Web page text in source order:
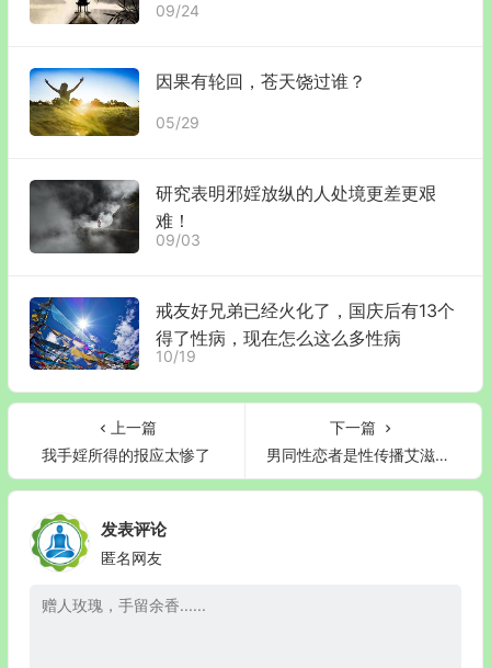
09/24
因果有轮回，苍天饶​过谁？
05/29
研究表明邪婬放纵的人处境更差更艰
难！
09/03
戒友好兄弟已经火化了，国庆后有13个
得了性病，现在怎么这么多性病
10/19
上一篇
我手婬所得的报应太惨了
下一篇
男同性恋者是性传播艾滋病主要人群
发表评论
匿名网友